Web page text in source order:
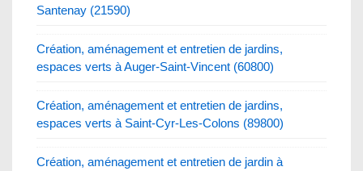
Santenay (21590)
Création, aménagement et entretien de jardins,
espaces verts à Auger-Saint-Vincent (60800)
Création, aménagement et entretien de jardins,
espaces verts à Saint-Cyr-Les-Colons (89800)
Création, aménagement et entretien de jardin à